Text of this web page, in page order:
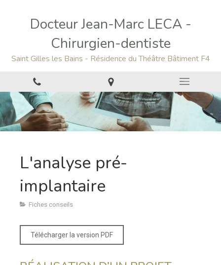
Docteur Jean-Marc LECA -
Chirurgien-dentiste
Saint Gilles les Bains - Résidence du Théâtre Bâtiment F4
L'analyse pré-
implantaire
Fiches conseils
Télécharger la version PDF